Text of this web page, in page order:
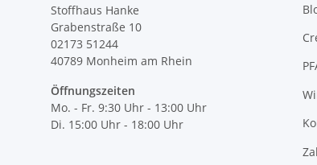
Stoffhaus Hanke
Grabenstraße 10
02173 51244
40789 Monheim am Rhein
Öffnungszeiten
Mo. - Fr. 9:30 Uhr - 13:00 Uhr
Di. 15:00 Uhr - 18:00 Uhr